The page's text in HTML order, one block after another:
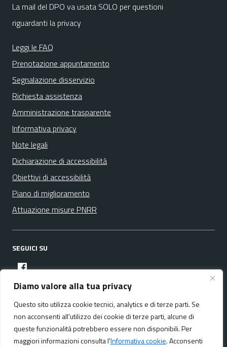
Diamo valore alla tua privacy
Questo sito utilizza cookie tecnici, analytics e di terze parti. Se
non acconsenti all'utilizzo dei cookie di terze parti, alcune di
queste funzionalità potrebbero essere non disponibili. Per
maggiori informazioni consulta l'Informativa cookie. Acconsenti
La mail del DPO va usata SOLO per questioni
riguardanti la privacy
Leggi le FAQ
Prenotazione appuntamento
Segnalazione disservizio
Richiesta assistenza
Amministrazione trasparente
Informativa privacy
Note legali
Dichiarazione di accessibilità
Obiettivi di accessibilità
Piano di miglioramento
Attuazione misure PNRR
SEGUICI SU
facebook
Media policy Mappa del sito